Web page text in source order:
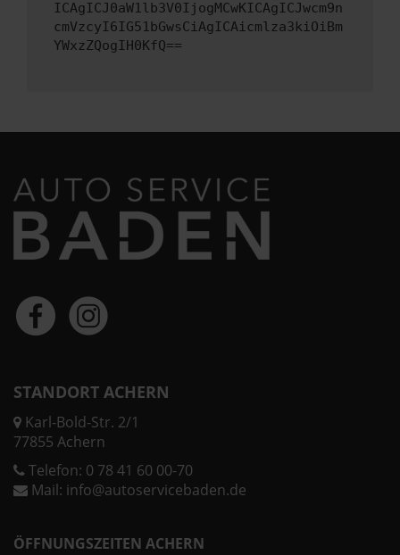
ICAgICJ0aW1lb3V0IjogMCwKICAgICJwcm9n
cmVzcyI6IG51bGwsCiAgICAicmlza3kiOiBm
YWxzZQogIH0KfQ==
STANDORT ACHERN
Karl-Bold-Str. 2/1
77855 Achern
Telefon: 0 78 41 60 00-70
Mail: info@autoservicebaden.de
ÖFFNUNGSZEITEN ACHERN